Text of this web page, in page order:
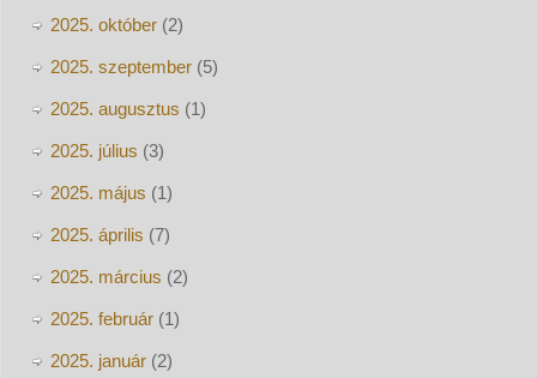
2025. október(2)
2025. szeptember(5)
2025. augusztus (1)
2025. július (3)
2025. május (1)
2025. április (7)
2025. március (2)
2025. február(1)
2025. január(2)